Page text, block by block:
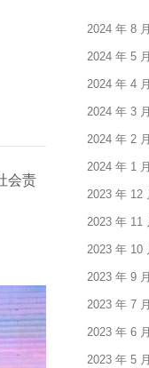
会责
2024 年 8 月
2024 年 5 月
2024 年 4 月
2024 年 3 月
2024 年 2 月
2024 年 1 月
2023 年 12
2023 年 11
2023 年 10
2023 年 9 月
2023 年 7 月
2023 年 6 月
2023 年 5 月